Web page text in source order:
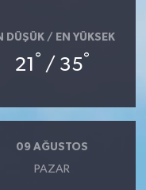
DÜŞÜK / EN YÜKSEK
21 ° / 35°
09 AĞUSTOS
PAZAR